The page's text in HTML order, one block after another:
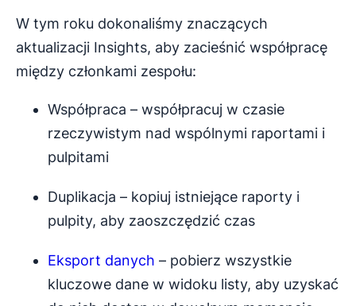
W tym roku dokonaliśmy znaczących
aktualizacji Insights, aby zacieśnić współpracę
między członkami zespołu:
Współpraca – współpracuj w czasie
rzeczywistym nad wspólnymi raportami i
pulpitami
Duplikacja – kopiuj istniejące raporty i
pulpity, aby zaoszczędzić czas
Eksport danych – pobierz wszystkie
kluczowe dane w widoku listy, aby uzyskać